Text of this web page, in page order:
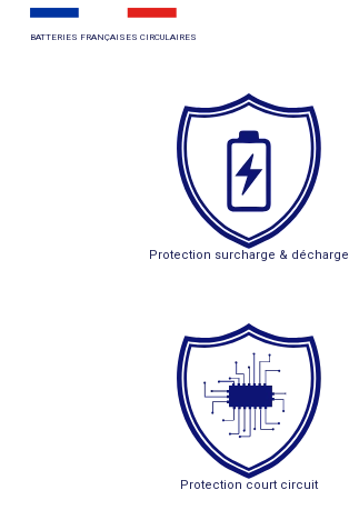
BATTERIES FRANÇAISES CIRCULAIRES
Protection surcharge & décharge
Protection court circuit